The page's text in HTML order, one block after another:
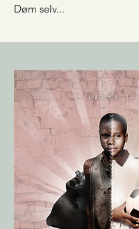
Døm selv...